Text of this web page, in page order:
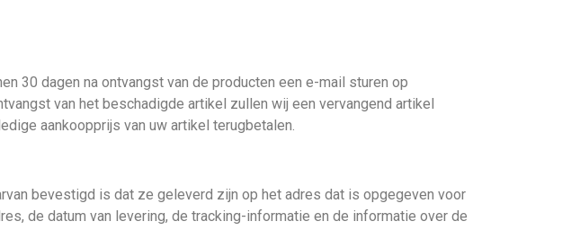
30 dagen na ontvangst van de producten een e-mail sturen op
van het beschadigde artikel zullen wij een vervangend artikel
aankoopprijs van uw artikel terugbetalen.
bevestigd is dat ze geleverd zijn op het adres dat is opgegeven voor
de datum van levering, de tracking-informatie en de informatie over de